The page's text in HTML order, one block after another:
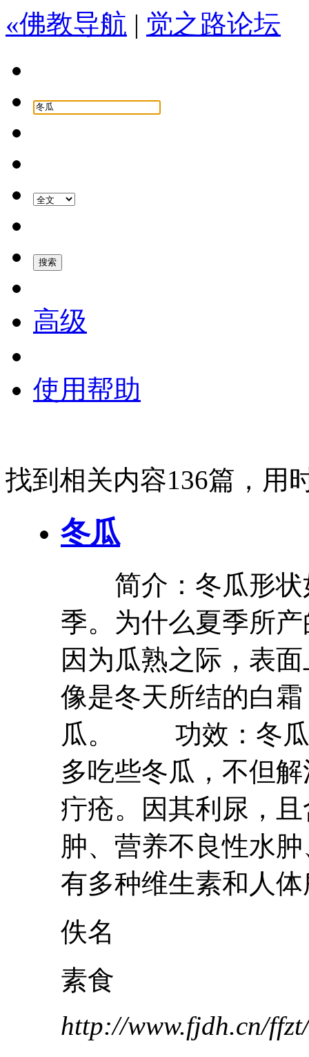
«佛教导航 | 觉之路论坛
高级
使用帮助
找到相关内容136篇，用
冬瓜
简介： 冬瓜形
季。为什么夏季所
因为瓜熟之际，表
像是冬天所结的白
瓜。 功效： 冬瓜
多吃些冬瓜 ，不但
疔疮。因其利尿，
肿、营养不良性水
有多种维生素和人
佚名
素食
http://www.fjdh.cn/